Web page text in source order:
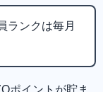
ランクは毎月